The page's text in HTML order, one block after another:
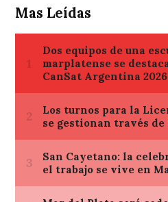
Mas Leídas